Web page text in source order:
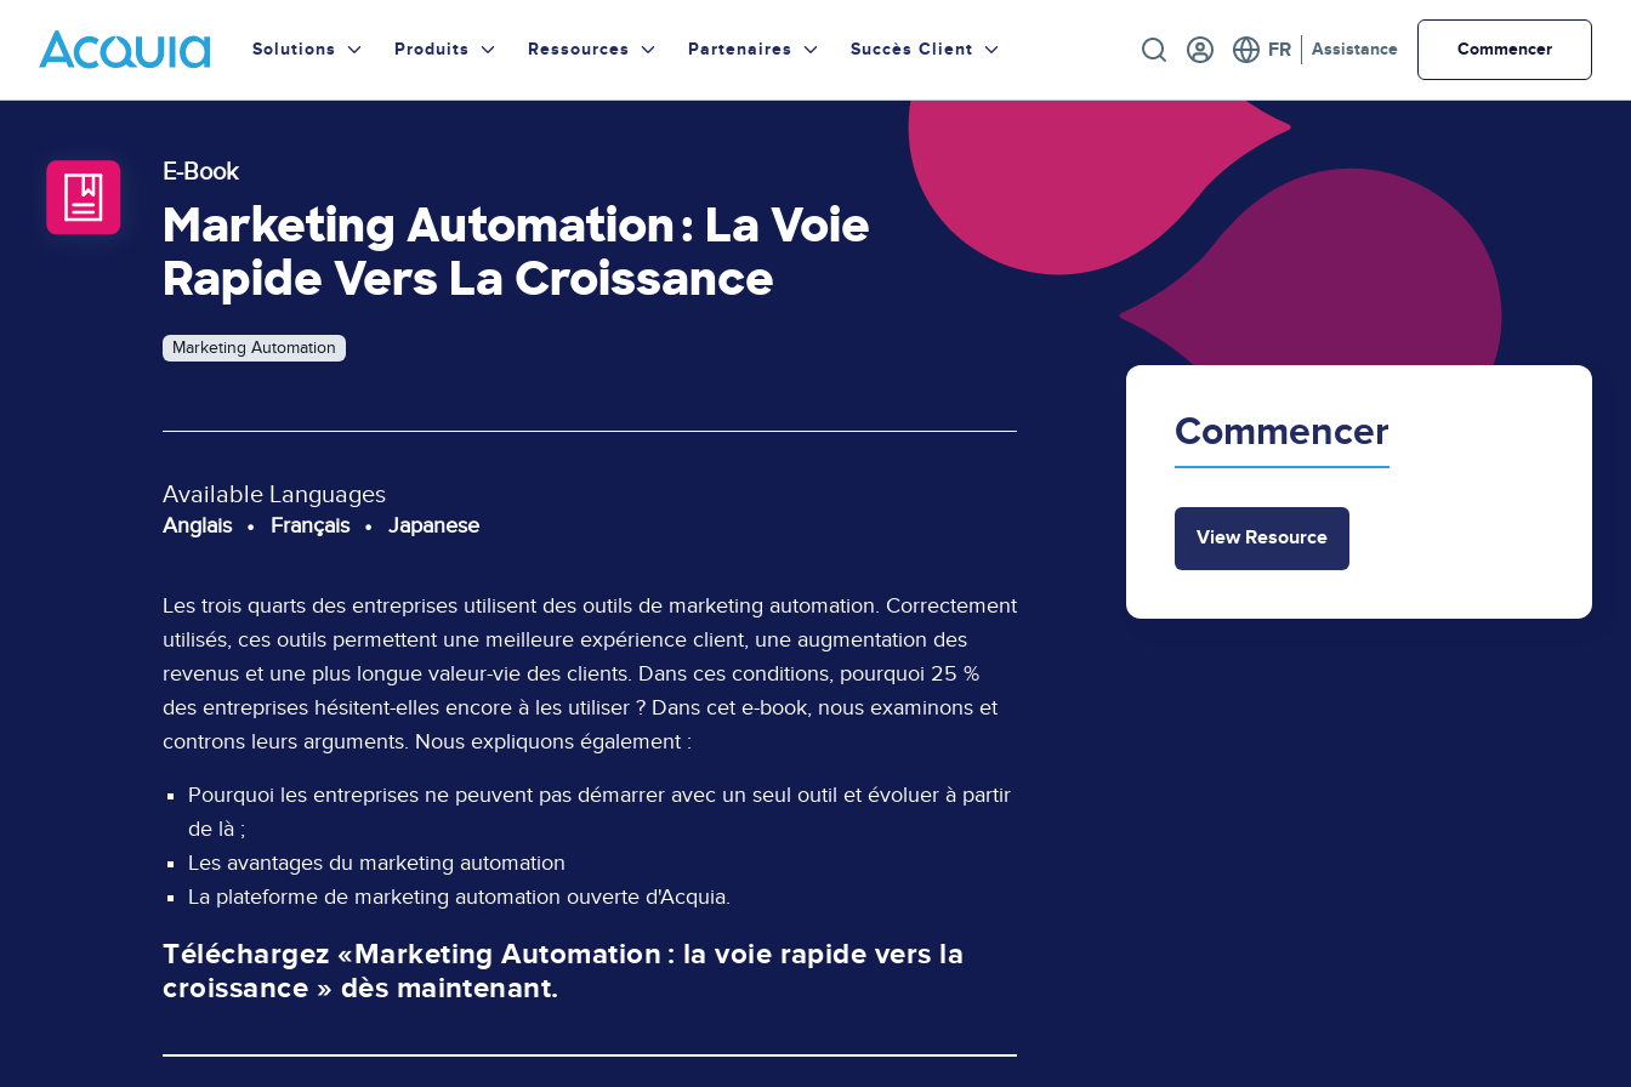
main
content
Primary
Solutions Produits Ressources Partenaires Succès Client UtilityAssistance Commencer
E-Book
Marketing Automation : La Voie
Rapide Vers La Croissance
Marketing Automation
Available Languages
Anglais Français Japanese
Page
Content
Les trois quarts des entreprises utilisent des outils de marketing automation. Correctement
utilisés, ces outils permettent une meilleure expérience client, une augmentation des
revenus et une plus longue valeur-vie des clients. Dans ces conditions, pourquoi 25 %
des entreprises hésitent-elles encore à les utiliser ? Dans cet e-book, nous examinons et
controns leurs arguments. Nous expliquons également :
Pourquoi les entreprises ne peuvent pas démarrer avec un seul outil et évoluer à partir
de là ;
Les avantages du marketing automation
La plateforme de marketing automation ouverte d'Acquia.
Téléchargez «Marketing Automation : la voie rapide vers la
croissance » dès maintenant.
Commencer
View Resource